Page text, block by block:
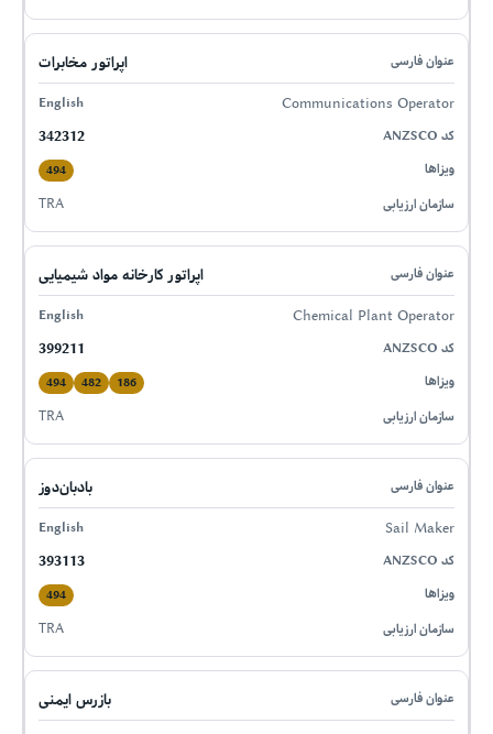
اپراتور مخابرات
Communications Operator
342312
494
TRA
اپراتور کارخانه مواد شیمیایی
Chemical Plant Operator
399211
186
482
494
TRA
بادبان‌دوز
Sail Maker
393113
494
TRA
بازرس ایمنی